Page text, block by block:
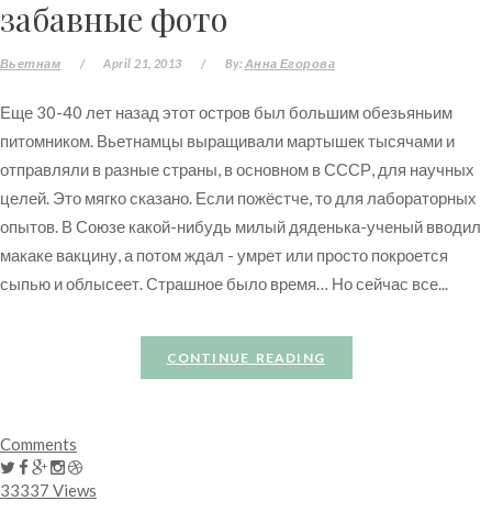
забавные фото
Вьетнам / April 21, 2013 / By: Анна Егорова
Еще 30-40 лет назад этот остров был большим обезьяньим
питомником. Вьетнамцы выращивали мартышек тысячами и
отправляли в разные страны, в основном в СССР, для научных
целей. Это мягко сказано. Если пожёстче, то для лабораторных
опытов. В Союзе какой-нибудь милый дяденька-ученый вводил
макаке вакцину, а потом ждал - умрет или просто покроется
сыпью и облысеет. Страшное было время… Но сейчас все...
CONTINUE READING
Comments
33337 Views